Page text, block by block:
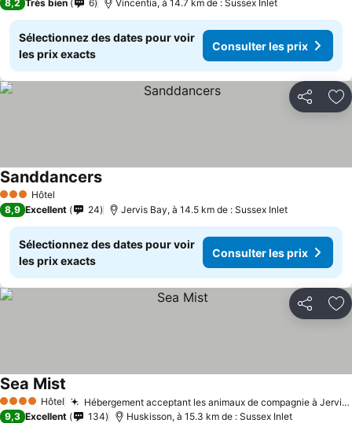
8,2 Très bien 6 Vincentia, à 14.7 km de : Sussex Inlet
Sélectionnez des dates pour voir
les prix exacts
Consulter les prix
Partager
3 ÉtoilesHôtel
SanddancersConsulter les prix
8,9 Excellent 24 Jervis Bay, à 14.5 km de : Sussex Inlet
Sélectionnez des dates pour voir
les prix exacts
Consulter les prix
Partager
4 Étoiles Hôtel Hébergement acceptant les animaux de compagnie à Jervis Bay
Sea Mist
9,3 Excellent 134 Huskisson, à 15.3 km de : Sussex Inlet